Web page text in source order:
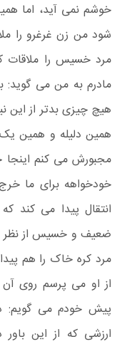
خوشم نمی آید، اما
شود من زن غرغرو را
مرد خسیس را ملاقات
مادرم به من می
هیچ چیزی بدتر از این
همین دلیله و همین
مجبورش می کنم اینجا
خودخواهه برای ما
انتقال پیدا می
ضعیف و خسیس از نظر
مرد کره خاک را هم
از او می پرسم روی
پیش خودم می گویم:
ارزشی که از این